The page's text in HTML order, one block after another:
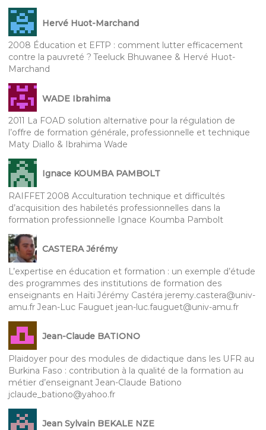
Hervé Huot-Marchand
2008 Éducation et EFTP : comment lutter efficacement
contre la pauvreté ? Teeluck Bhuwanee & Hervé Huot-
Marchand
WADE Ibrahima
2011 La FOAD solution alternative pour la régulation de
l’offre de formation générale, professionnelle et technique
Maty Diallo & Ibrahima Wade
Ignace KOUMBA PAMBOLT
RAIFFET 2008 Acculturation technique et difficultés
d’acquisition des habiletés professionnelles dans la
formation professionnelle Ignace Koumba Pambolt
CASTERA Jérémy
L’expertise en éducation et formation : un exemple d’étude
des programmes des institutions de formation des
enseignants en Haïti Jérémy Castéra jeremy.castera@univ-
amu.fr Jean-Luc Fauguet jean-luc.fauguet@univ-amu.fr
Jean-Claude BATIONO
Plaidoyer pour des modules de didactique dans les UFR au
Burkina Faso : contribution à la qualité de la formation au
métier d’enseignant Jean-Claude Bationo
jclaude_bationo@yahoo.fr
Jean Sylvain BEKALE NZE